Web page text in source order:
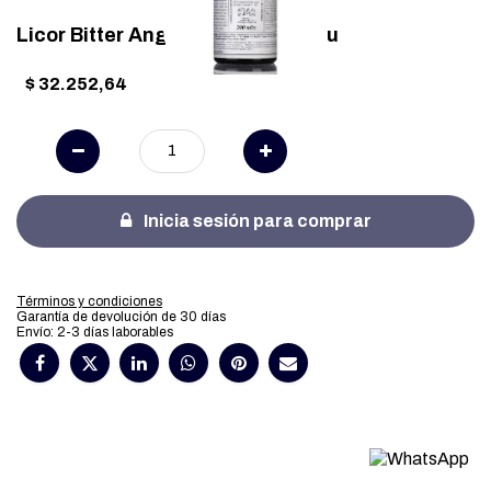
Licor Bitter Angostura 200ml x 1u
$ 32.252,64
Inicia sesión para comprar
Términos y condiciones
Garantía de devolución de 30 días
Envío: 2-3 días laborables